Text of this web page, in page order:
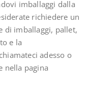
imballaggi dalla
richiedere un
di imballaggi, pallet,
e la
adesso o
nella pagina